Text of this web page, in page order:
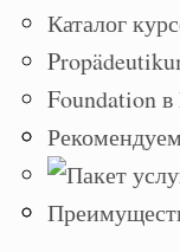
Каталог
Foundation